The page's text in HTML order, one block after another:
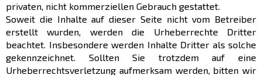
privaten, nicht kommerziellen Gebrauch gestattet.
Soweit die Inhalte auf dieser Seite nicht vom Betreiber
erstellt wurden, werden die Urheberrechte Dritter
beachtet. Insbesondere werden Inhalte Dritter als solche
gekennzeichnet. Sollten Sie trotzdem auf eine
Urheberrechtsverletzung aufmerksam werden, bitten wir